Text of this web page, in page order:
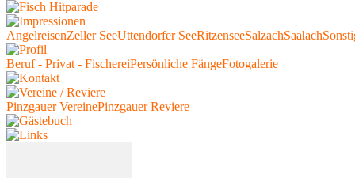
AngelreisenZeller SeeUttendorfer SeeRitzenseeSalzachSaalach
Beruf - Privat - FischereiPersönliche FängeFotogalerie
Pinzgauer VereinePinzgauer Reviere